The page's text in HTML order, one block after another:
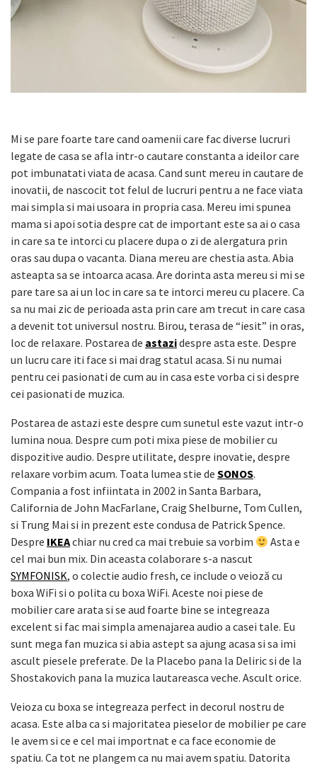
Mi se pare foarte tare cand oamenii care fac diverse lucruri
legate de casa se afla intr-o cautare constanta a ideilor care
pot imbunatati viata de acasa. Cand sunt mereu in cautare de
inovatii, de nascocit tot felul de lucruri pentru a ne face viata
mai simpla si mai usoara in propria casa. Mereu imi spunea
mama si apoi sotia despre cat de important este sa ai o casa
in care sa te intorci cu placere dupa o zi de alergatura prin
oras sau dupa o vacanta. Diana mereu are chestia asta. Abia
asteapta sa se intoarca acasa. Are dorinta asta mereu si mi se
pare tare sa ai un loc in care sa te intorci mereu cu placere. Ca
sa nu mai zic de perioada asta prin care am trecut in care casa
a devenit tot universul nostru. Birou, terasa de “iesit” in oras,
loc de relaxare. Postarea de astazidespre asta este. Despre
un lucru care iti face si mai drag statul acasa. Si nu numai
pentru cei pasionati de cum au in casa este vorba ci si despre
cei pasionati de muzica.
Postarea de astazi este despre cum sunetul este vazut intr-o
lumina noua. Despre cum poti mixa piese de mobilier cu
dispozitive audio. Despre utilitate, despre inovatie, despre
relaxare vorbim acum. Toata lumea stie de SONOS.
Compania a fost infiintata in 2002 in Santa Barbara,
California de John MacFarlane, Craig Shelburne, Tom Cullen,
si Trung Mai si in prezent este condusa de Patrick Spence.
Despre IKEAchiar nu cred ca mai trebuie sa vorbim
Asta e
cel mai bun mix. Din aceasta colaborare s-a nascut
SYMFONISK, o colectie audio fresh, ce include o veioză cu
boxa WiFi si o polita cu boxa WiFi. Aceste noi piese de
mobilier care arata si se aud foarte bine se integreaza
excelent si fac mai simpla amenajarea audio a casei tale. Eu
sunt mega fan muzica si abia astept sa ajung acasa si sa imi
ascult piesele preferate. De la Placebo pana la Deliric si de la
Shostakovich pana la muzica lautareasca veche. Ascult orice.
Veioza cu boxa se integreaza perfect in decorul nostru de
acasa. Este alba ca si majoritatea pieselor de mobilier pe care
le avem si ce e cel mai importnat e ca face economie de
spatiu. Ca tot ne plangem ca nu mai avem spatiu. Datorita